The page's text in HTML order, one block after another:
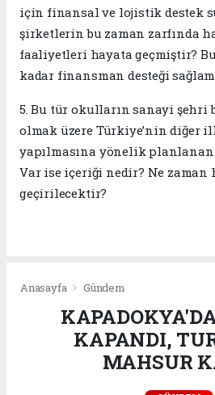
için finansal ve lojistik destek
şirketlerin bu zaman zarfında
faaliyetleri hayata geçmiştir?
kadar finansman desteği
5. Bu tür okulların sanayi şehri
olmak üzere Türkiye’nin diğer
yapılmasına yönelik planlanan
Var ise içeriği nedir? Ne zaman
geçirilecektir?
Anasayfa Gündem
KAPANDI,
MAHSUR